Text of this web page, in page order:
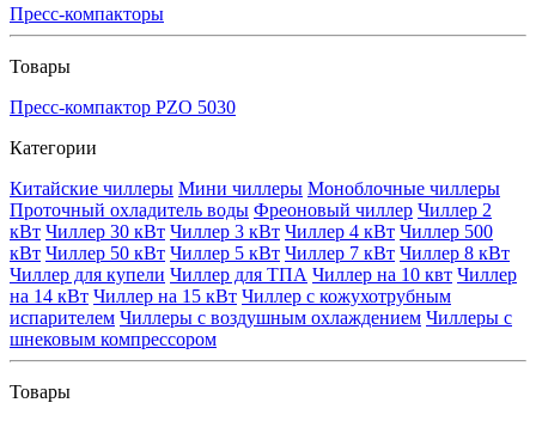
Пресс-компакторы
Товары
Пресс-компактор PZO 5030
Категории
Китайские чиллеры Мини чиллеры Моноблочные чиллеры
Проточный охладитель воды Фреоновый чиллер Чиллер 2
кВт Чиллер 30 кВт Чиллер 3 кВт Чиллер 4 кВт Чиллер 500
кВт Чиллер 50 кВт Чиллер 5 кВт Чиллер 7 кВт Чиллер 8 кВт
Чиллер для купели Чиллер для ТПА Чиллер на 10 квт Чиллер
на 14 кВт Чиллер на 15 кВт Чиллер с кожухотрубным
испарителем Чиллеры с воздушным охлаждением Чиллеры с
шнековым компрессором
Товары